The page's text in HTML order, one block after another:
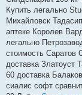
Купить легально
Михайловск
аптеке Королев
легально
стоимость Саратов
доставка Златоуст
60 доставка
сиалис софт